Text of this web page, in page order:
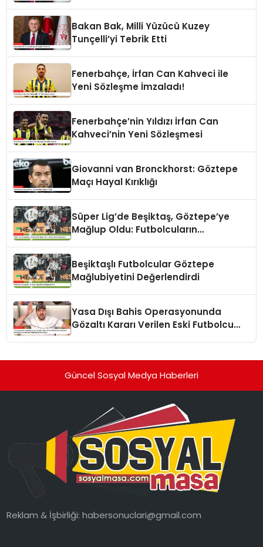
Bakan Bak, Milli Yüzücü Kuzey
Tunçelli’yi Tebrik Etti
Fenerbahçe, İrfan Can Kahveci ile
Yeni Sözleşme İmzaladı!
Fenerbahçe’nin Yıldızı İrfan Can
Kahveci’nin Yeni Sözleşmesi
Giovanni van Bronckhorst: Göztepe
Maçı Hayal Kırıklığı
Süper Lig’de Beşiktaş, Göztepe’ye
Mağlup Oldu: Futbolcuların
Beşiktaşlı Futbolcular Göztepe
Mağlubiyetini Değerlendirdi
Yasa Dışı Bahis Operasyonunda
Gözaltı Kararı Verilen Eski Futbolcu
Güncel Sosyal Medya Haberleri
Reklam & İşbirliği:habersonuclari@gmail.com